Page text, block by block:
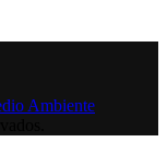
Ambiente